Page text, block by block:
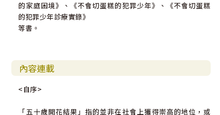
的家庭困境》、《不會切蛋糕的犯罪少年》、《不會切蛋糕
的犯罪少年診療實錄》
等書。
內容連載
<自序>
「五十歲開花結果」指的並非在社會上獲得崇高的地位，或